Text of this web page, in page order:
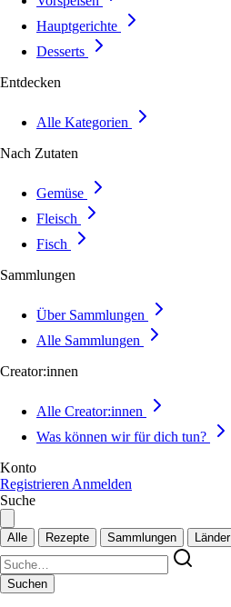
Hauptgerichte
Desserts
Entdecken
Alle Kategorien
Nach Zutaten
Gemüse
Fleisch
Fisch
Sammlungen
Über Sammlungen
Alle Sammlungen
Creator:innen
Alle Creator:innen
Was können wir für dich tun?
Konto
Registrieren Anmelden
Suche
Alle Rezepte Sammlungen Länder
Suchen